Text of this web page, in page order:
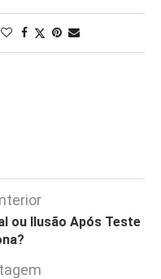
ou Ilusão Após Teste